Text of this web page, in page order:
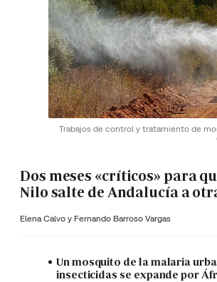
Trabajos de control y tratamiento de
Dos meses «críticos» para
Nilo salte de Andalucía a
Elena Calvo y Fernando Barroso Vargas
Un mosquito de la malaria
insecticidas se expande por